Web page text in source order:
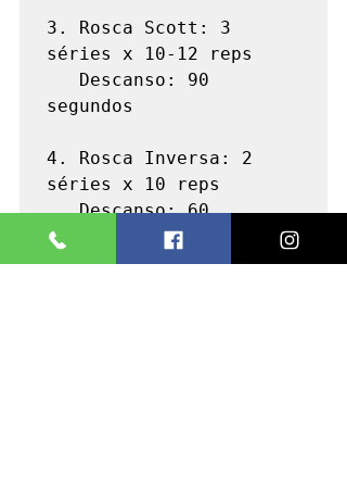
3. Rosca Scott: 3
séries x 10-12 reps
segundos
4. Rosca Inversa: 2
séries x 10 reps
   Descanso: 60
segundos